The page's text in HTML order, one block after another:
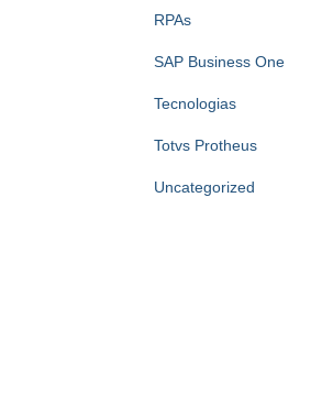
RPAs
SAP Business One
Tecnologias
Totvs Protheus
Uncategorized